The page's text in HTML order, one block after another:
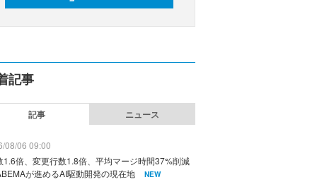
記事
記事 ニュース
08/06 09:00
1.6倍、変更行数1.8倍、平均マージ時間37%削減
が進めるAI駆動開発の現在地
NEW